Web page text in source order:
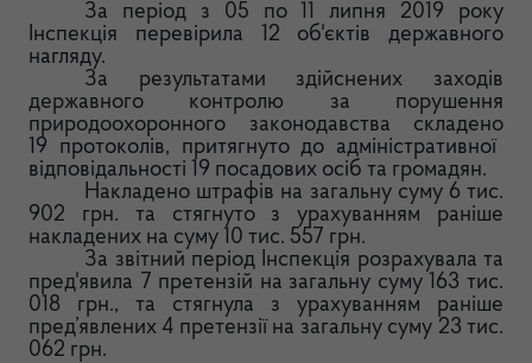
За період з 05 по 11 липня 2019 року
Інспекція перевірила 12 об'єктів державного
нагляду.
За результатами здійснених заходів
державного контролю за порушення
природоохоронного законодавства складено
19 протоколів, притягнуто до адміністративної
відповідальності 19 посадових осіб та громадян.
Накладено штрафів на загальну суму 6 тис.
902 грн. та стягнуто з урахуванням раніше
накладених на суму 10 тис. 557 грн.
За звітний період Інспекція розрахувала та
пред'явила 7 претензій на загальну суму 163 тис.
018 грн., та стягнула з урахуванням раніше
пред’явлених 4 претензії на загальну суму 23 тис.
062 грн.